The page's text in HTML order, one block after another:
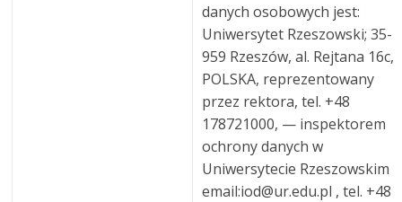
danych osobowych jest:
Uniwersytet Rzeszowski; 35-
959 Rzeszów, al. Rejtana 16c,
POLSKA, reprezentowany
przez rektora, tel. +48
178721000, — inspektorem
ochrony danych w
Uniwersytecie Rzeszowskim
email:iod@ur.edu.pl , tel. +48